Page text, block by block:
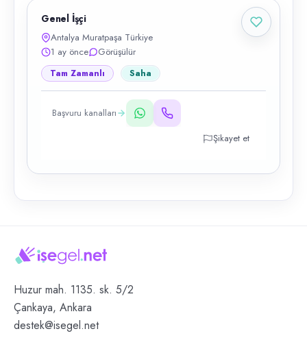
Genel İşçi
Antalya Muratpaşa Türkiye
1 ay önce
Görüşülür
Tam Zamanlı Saha
Başvuru kanalları
Şikayet et
Huzur mah. 1135. sk. 5/2
Çankaya, Ankara
destek@isegel.net